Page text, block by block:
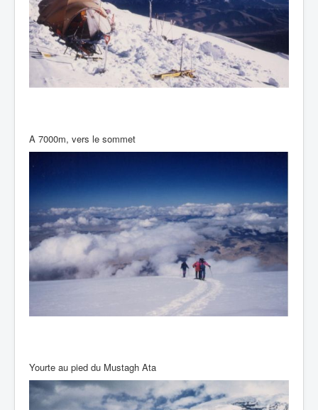
A 7000m, vers le sommet
Yourte au pied du Mustagh Ata